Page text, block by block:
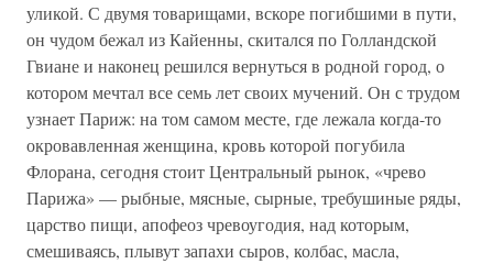
уликой. С двумя товарищами, вскоре погибшими в пути,
он чудом бежал из Кайенны, скитался по Голландской
Гвиане и наконец решился вернуться в родной город, о
котором мечтал все семь лет своих мучений. Он с трудом
узнает Париж: на том самом месте, где лежала когда-то
окровавленная женщина, кровь которой погубила
Флорана, сегодня стоит Центральный рынок, «чрево
Парижа» — рыбные, мясные, сырные, требушиные ряды,
царство пищи, апофеоз чревоугодия, над которым,
смешиваясь, плывут запахи сыров, колбас, масла,